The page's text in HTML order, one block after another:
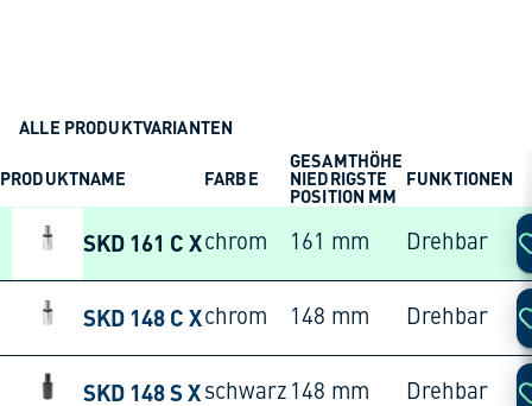
ALLE PRODUKTVARIANTEN
PRODUKTNAME FARBE
GESAMTHÖHE
NIEDRIGSTE
POSITION MM
FUNKTIONEN
SKD 161 C Xchrom 161 mm Drehbar
SKD 148 C Xchrom 148 mm Drehbar
SKD 148 S X schwarz 148 mm Drehbar